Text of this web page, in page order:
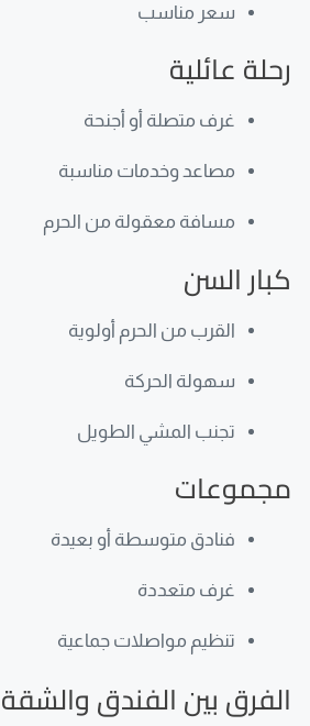
سعر مناسب
رحلة عائلية
غرف متصلة أو أجنحة
مصاعد وخدمات مناسبة
مسافة معقولة من الحرم
كبار السن
القرب من الحرم أولوية
سهولة الحركة
تجنب المشي الطويل
مجموعات
فنادق متوسطة أو بعيدة
غرف متعددة
تنظيم مواصلات جماعية
الفرق بين الفندق